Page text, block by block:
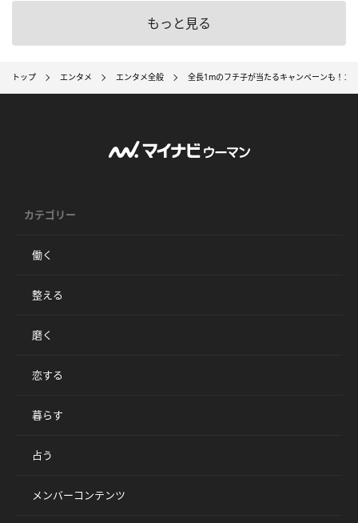
もっと見る
トップ エンタメ エンタメ全般 全長1mのフチ子が当たるキャンペーンも！コ
カテゴリー
働く
整える
磨く
恋する
暮らす
占う
メンバーコンテンツ